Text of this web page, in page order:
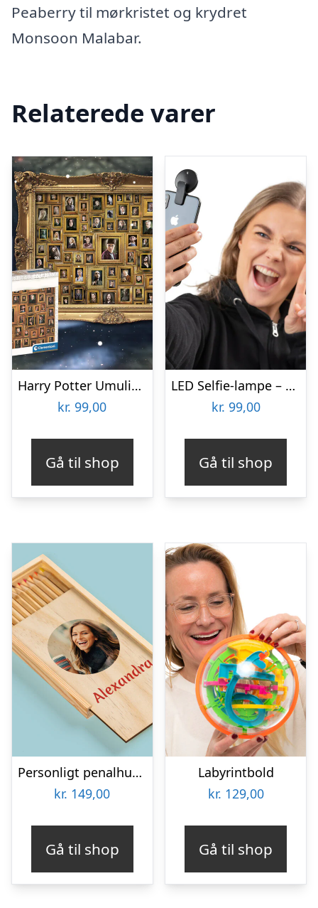
Peaberry til mørkristet og krydret
Monsoon Malabar.
Relaterede varer
Harry Potter Umulig Puslespil
kr. 99,00
Gå til shop
LED Selfie-lampe – Vooni
kr. 99,00
Gå til shop
Personligt penalhus med foto & tekst
kr. 149,00
Gå til shop
Labyrintbold
kr. 129,00
Gå til shop